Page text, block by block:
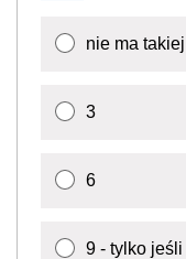
nie ma
3
6
9 - tylko